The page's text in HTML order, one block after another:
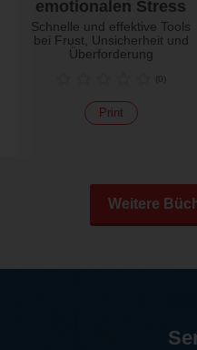
emotionalen Stress
Schnelle und effektive Tools
bei Frust, Unsicherheit und
Überforderung
(0)
Print
Weitere